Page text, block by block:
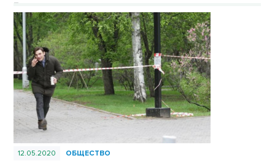
Терешкова.
12.05.2020 ОБЩЕСТВО